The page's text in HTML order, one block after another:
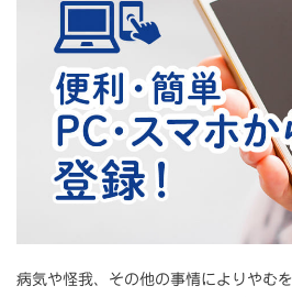
病気や怪我、その他の事情によりやむ